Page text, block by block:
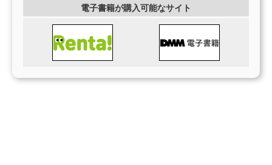
電子書籍が購入可能なサイト